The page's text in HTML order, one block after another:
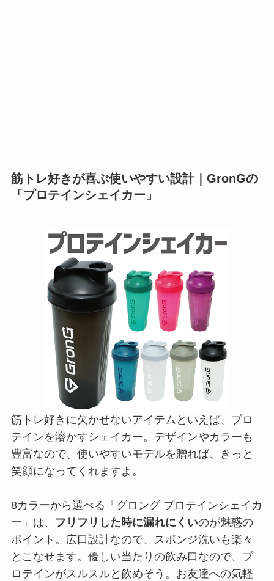
筋トレ好きが喜ぶ使いやすい設計｜GronGの
「プロテインシェイカー」
筋トレ好きに欠かせないアイテムといえば、プロ
テインを溶かすシェイカー。デザインやカラーも
豊富なので、使いやすいモデルを贈れば、きっと
笑顔になってくれますよ。
8カラーから選べる「グロング プロテインシェイカ
ー」は、
フリフリした時に漏れにくいのが魅惑の
ポイント。広口設計なので、スポンジ洗いも楽々
とこなせます。優しい当たりの飲み口なので、プ
ロテインがスルスルと飲めそう。お友達への気軽